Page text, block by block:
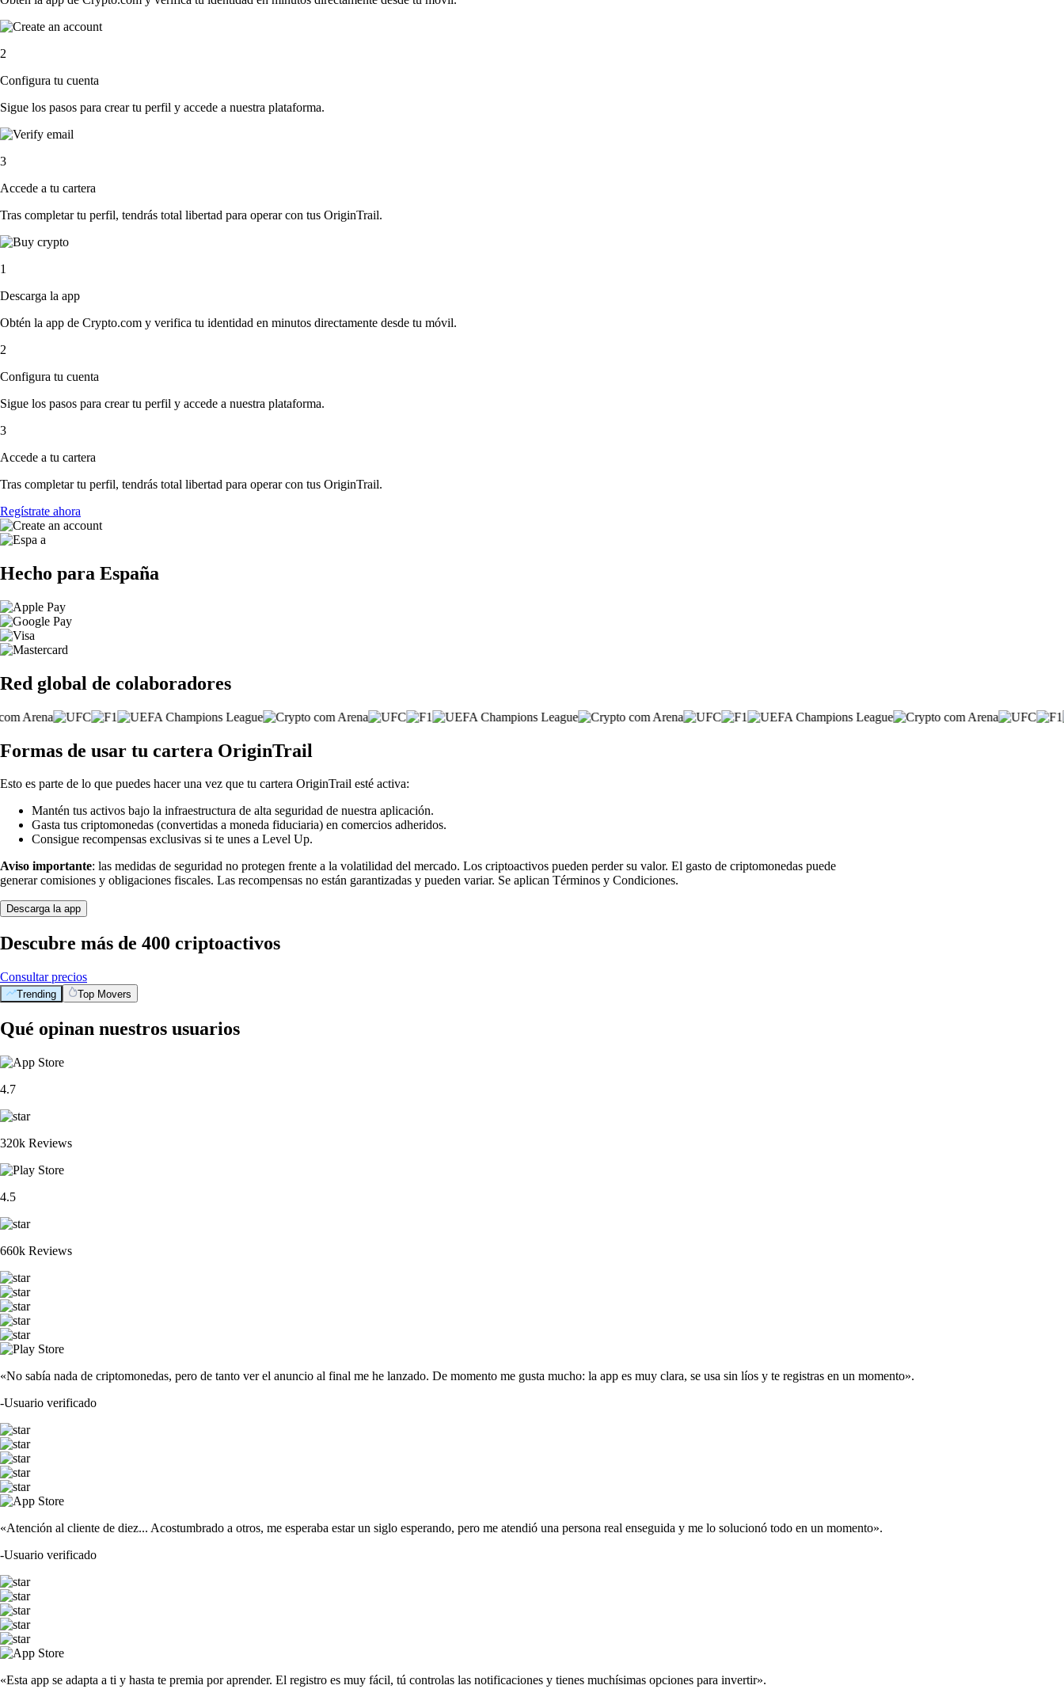
2
Configura tu cuenta
Sigue los pasos para crear tu perfil y accede a nuestra plataforma.
3
Accede a tu cartera
Tras completar tu perfil, tendrás total libertad para operar con tus OriginTrail.
1
Descarga la app
Obtén la app de Crypto.com y verifica tu identidad en minutos directamente desde tu móvil.
2
Configura tu cuenta
Sigue los pasos para crear tu perfil y accede a nuestra plataforma.
3
Accede a tu cartera
Tras completar tu perfil, tendrás total libertad para operar con tus OriginTrail.
Regístrate ahora
Hecho para España
Red global de colaboradores
Formas de usar tu cartera OriginTrail
Esto es parte de lo que puedes hacer una vez que tu cartera OriginTrail esté activa:
Mantén tus activos bajo la infraestructura de alta seguridad de nuestra aplicación.
Gasta tus criptomonedas (convertidas a moneda fiduciaria) en comercios adheridos.
Consigue recompensas exclusivas si te unes a Level Up.
Aviso importante: las medidas de seguridad no protegen frente a la volatilidad del mercado. Los criptoactivos pueden perder su valor. El gasto de criptomonedas puede
generar comisiones y obligaciones fiscales. Las recompensas no están garantizadas y pueden variar. Se aplican Términos y Condiciones.
Descarga la app
Descubre más de 400 criptoactivos
Consultar precios
Trending Top Movers
Qué opinan nuestros usuarios
4.7
320k Reviews
4.5
660k Reviews
«No sabía nada de criptomonedas, pero de tanto ver el anuncio al final me he lanzado. De momento me gusta mucho: la app es muy clara, se usa sin líos y te registras en un momento».
-Usuario verificado
«Atención al cliente de diez... Acostumbrado a otros, me esperaba estar un siglo esperando, pero me atendió una persona real enseguida y me lo solucionó todo en un momento».
-Usuario verificado
«Esta app se adapta a ti y hasta te premia por aprender. El registro es muy fácil, tú controlas las notificaciones y tienes muchísimas opciones para invertir».